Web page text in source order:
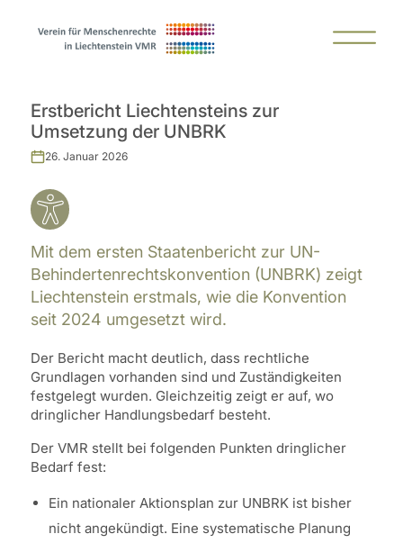
Erstbericht Liechtensteins zur
Umsetzung der UNBRK
26. Januar 2026
Mit dem ersten Staatenbericht zur UN-
Behindertenrechtskonvention (UNBRK) zeigt
Liechtenstein erstmals, wie die Konvention
seit 2024 umgesetzt wird.
Der Bericht macht deutlich, dass rechtliche
Grundlagen vorhanden sind und Zuständigkeiten
festgelegt wurden. Gleichzeitig zeigt er auf, wo
dringlicher Handlungsbedarf besteht.
Der VMR stellt bei folgenden Punkten dringlicher
Bedarf fest:
Ein nationaler Aktionsplan zur UNBRK ist bisher
nicht angekündigt. Eine systematische Planung